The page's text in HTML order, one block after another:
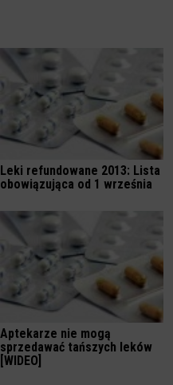
Leki refundowane 2013: Lista
obowiązująca od 1 września
Aptekarze nie mogą
sprzedawać tańszych leków
[WIDEO]